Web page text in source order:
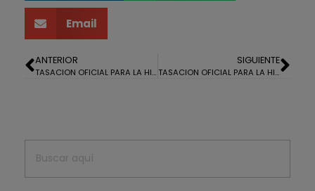
Email
ANTERIOR
TASACION OFICIAL PARA LA HIPOTECA DE UNA CASA EN EL ALMENDRO
SIGUIENTE
TASACION OFICIAL PARA LA HIPOTECA DE UN LOCAL COMERCIAL EN LA PALMA DEL CONDADO